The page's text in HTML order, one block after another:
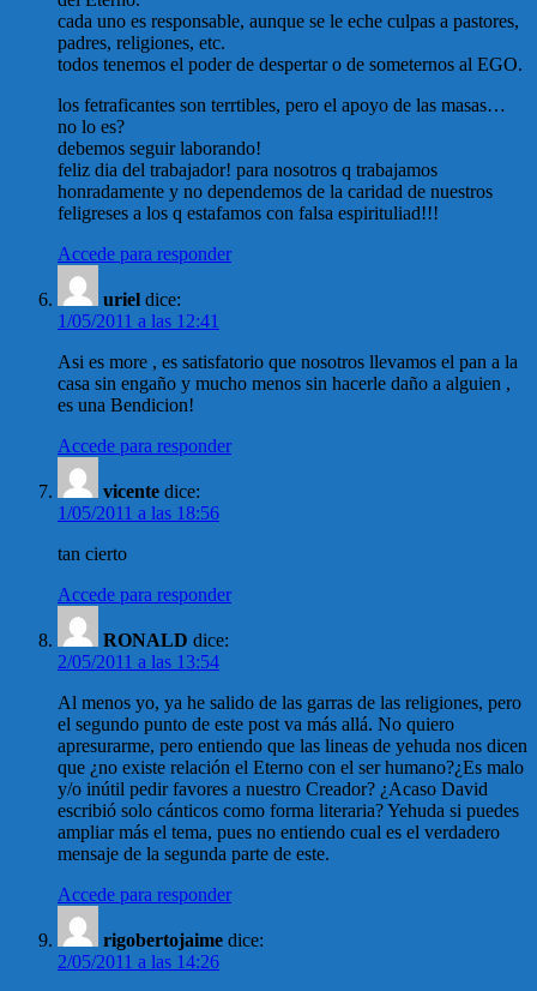
cada uno es responsable, aunque se le eche culpas a pastores,
padres, religiones, etc.
todos tenemos el poder de despertar o de someternos al EGO.
los fetraficantes son terrtibles, pero el apoyo de las masas…
no lo es?
debemos seguir laborando!
feliz dia del trabajador! para nosotros q trabajamos
honradamente y no dependemos de la caridad de nuestros
feligreses a los q estafamos con falsa espirituliad!!!
Accede para responder
uriel dice:
1/05/2011 a las 12:41
Asi es more , es satisfatorio que nosotros llevamos el pan a la
casa sin engaño y mucho menos sin hacerle daño a alguien ,
es una Bendicion!
Accede para responder
vicente dice:
1/05/2011 a las 18:56
tan cierto
Accede para responder
RONALD dice:
2/05/2011 a las 13:54
Al menos yo, ya he salido de las garras de las religiones, pero
el segundo punto de este post va más allá. No quiero
apresurarme, pero entiendo que las lineas de yehuda nos dicen
que ¿no existe relación el Eterno con el ser humano?¿Es malo
y/o inútil pedir favores a nuestro Creador? ¿Acaso David
escribió solo cánticos como forma literaria? Yehuda si puedes
ampliar más el tema, pues no entiendo cual es el verdadero
mensaje de la segunda parte de este.
Accede para responder
rigobertojaime dice:
2/05/2011 a las 14:26